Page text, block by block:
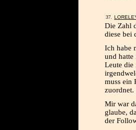
Die Zahl
diese bei
Ich habe
und
Leute die
muss ein
zuordnet.
Mir war
glaube,
der